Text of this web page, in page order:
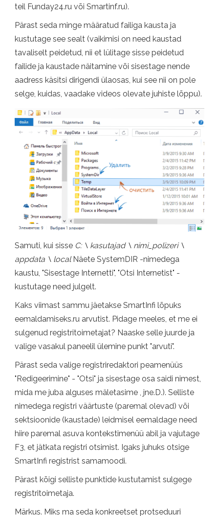
teil Funday24.ru või Smartinf.ru).
Pärast seda minge määratud failiga kausta ja
kustutage see sealt (vaikimisi on need kaustad
tavaliselt peidetud, nii et lülitage sisse peidetud
failide ja kaustade näitamine või sisestage nende
aadress käsitsi dirigendi ülaosas, kui see nii on pole
selge, kuidas, vaadake videos olevate juhiste lõppu).
Samuti, kui sisse C: \ kasutajad \ nimi_polizeri \
appdata \ localNäete SystemDIR -nimedega
kaustu, "Sisestage Internetti", "Otsi Internetist" -
kustutage need julgelt.
Kaks viimast sammu jäetakse SmartInfi lõpuks
eemaldamiseks.ru arvutist. Pidage meeles, et me ei
sulgenud registritoimetajat? Naaske selle juurde ja
valige vasakul paneelil ülemine punkt "arvuti".
Pärast seda valige registriredaktori peamenüüs
"Redigeerimine" - "Otsi" ja sisestage osa saidi nimest,
mida me juba alguses mäletasime , jne.D.). Selliste
nimedega registri väärtuste (paremal olevad) või
sektsioonide (kaustade) leidmisel eemaldage need
hiire paremal asuva kontekstimenüü abil ja vajutage
F3, et jätkata registri otsimist. Igaks juhuks otsige
SmartInfi registrist samamoodi.
Pärast kõigi selliste punktide kustutamist sulgege
registritoimetaja.
Märkus. Miks ma seda konkreetset protseduuri